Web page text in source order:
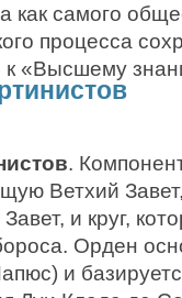
как самого
процесса
к «Высшему
.
Ветхий Завет,
и круг,
Орден
и